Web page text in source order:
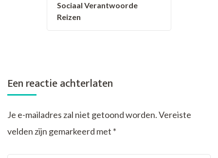
Sociaal Verantwoorde
Reizen
Een reactie achterlaten
Je e-mailadres zal niet getoond worden.Vereiste
velden zijn gemarkeerd met *